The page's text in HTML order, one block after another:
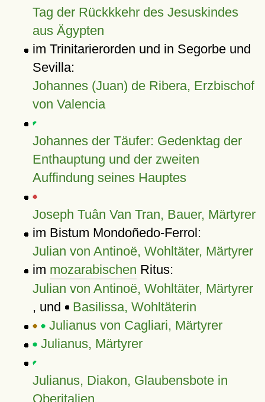
Tag der Rückkkehr des Jesuskindes
aus Ägypten
im Trinitarierorden und in Segorbe und
Sevilla:
Johannes (Juan) de Ribera, Erzbischof
von Valencia
Johannes der Täufer: Gedenktag der
Enthauptung und der zweiten
Auffindung seines Hauptes
Joseph Tuân Van Tran, Bauer, Märtyrer
im Bistum Mondoñedo-Ferrol:
Julian von Antinoë, Wohltäter, Märtyrer
im mozarabischen Ritus:
Julian von Antinoë, Wohltäter, Märtyrer
, und
Basilissa, Wohltäterin
Julianus von Cagliari, Märtyrer
Julianus, Märtyrer
Julianus, Diakon, Glaubensbote in
Oberitalien